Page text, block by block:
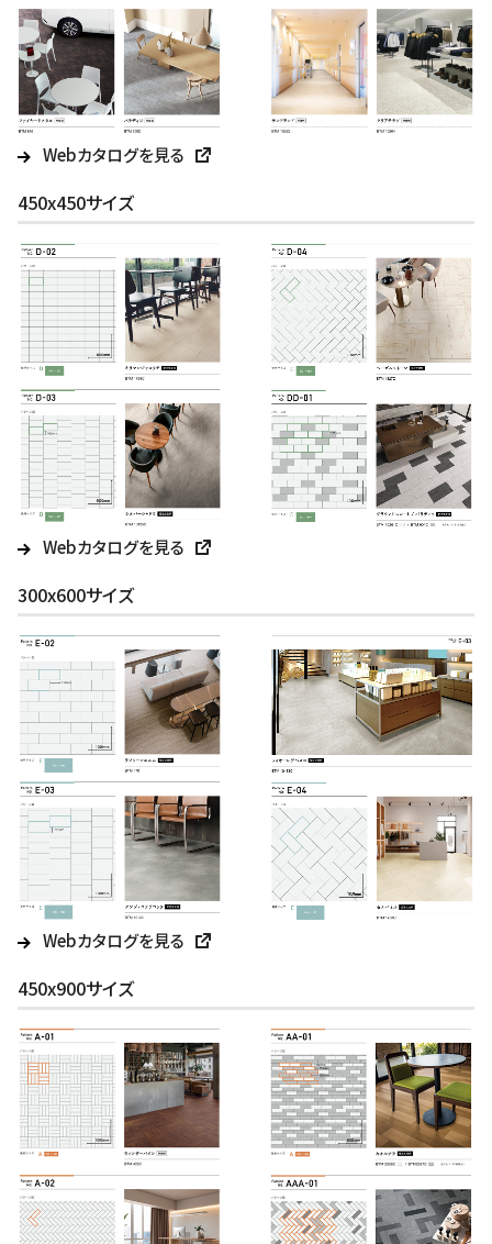
Webカタログを見る
450x450サイズ
Webカタログを見る
300x600サイズ
Webカタログを見る
450x900サイズ